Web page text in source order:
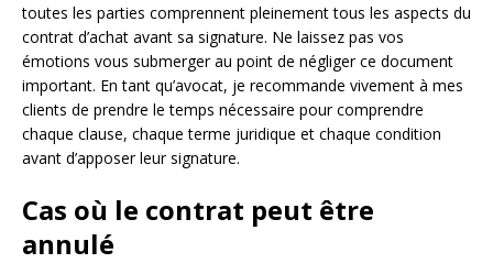
toutes les parties comprennent pleinement tous les aspects du
contrat d’achat avant sa signature. Ne laissez pas vos
émotions vous submerger au point de négliger ce document
important. En tant qu’avocat, je recommande vivement à mes
clients de prendre le temps nécessaire pour comprendre
chaque clause, chaque terme juridique et chaque condition
avant d’apposer leur signature.
Cas où le contrat peut être
annulé